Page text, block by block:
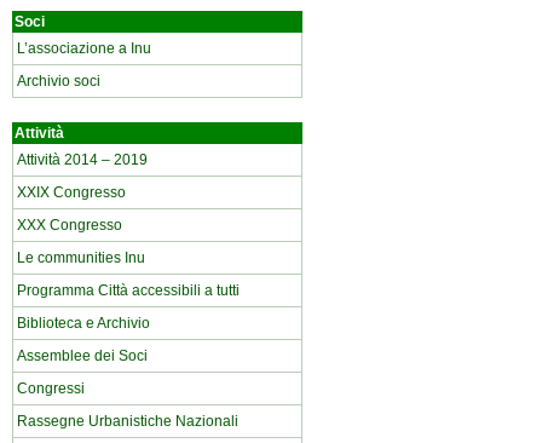
Soci
L’associazione a Inu
Archivio soci
Attività
Attività 2014 – 2019
XXIX Congresso
XXX Congresso
Le communities Inu
Programma Città accessibili a tutti
Biblioteca e Archivio
Assemblee dei Soci
Congressi
Rassegne Urbanistiche Nazionali